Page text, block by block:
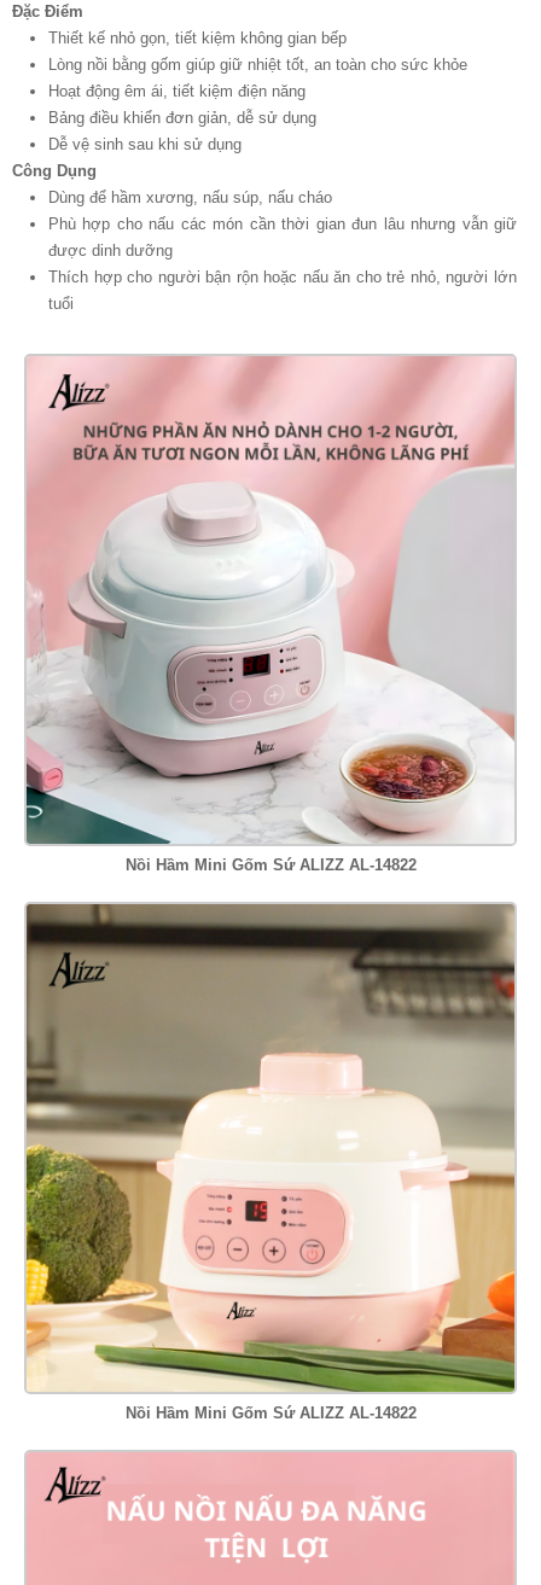
Đặc Điểm
Thiết kế nhỏ gọn, tiết kiệm không gian bếp
Lòng nồi bằng gốm giúp giữ nhiệt tốt, an toàn cho sức khỏe
Hoạt động êm ái, tiết kiệm điện năng
Bảng điều khiển đơn giản, dễ sử dụng
Dễ vệ sinh sau khi sử dụng
Công Dụng
Dùng để hầm xương, nấu súp, nấu cháo
Phù hợp cho nấu các món cần thời gian đun lâu nhưng vẫn giữ
được dinh dưỡng
Thích hợp cho người bận rộn hoặc nấu ăn cho trẻ nhỏ, người lớn
tuổi
Nồi Hầm Mini Gốm Sứ ALIZZ AL-14822
Nồi Hầm Mini Gốm Sứ ALIZZ AL-14822